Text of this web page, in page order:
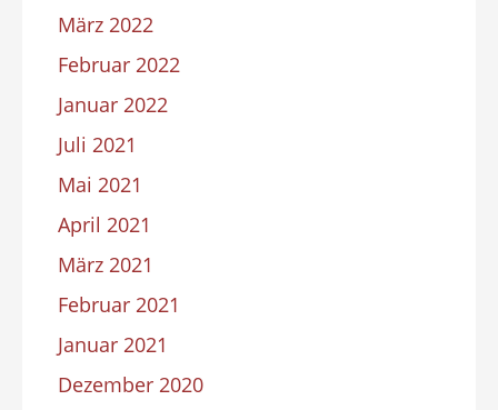
März 2022
Februar 2022
Januar 2022
Juli 2021
Mai 2021
April 2021
März 2021
Februar 2021
Januar 2021
Dezember 2020